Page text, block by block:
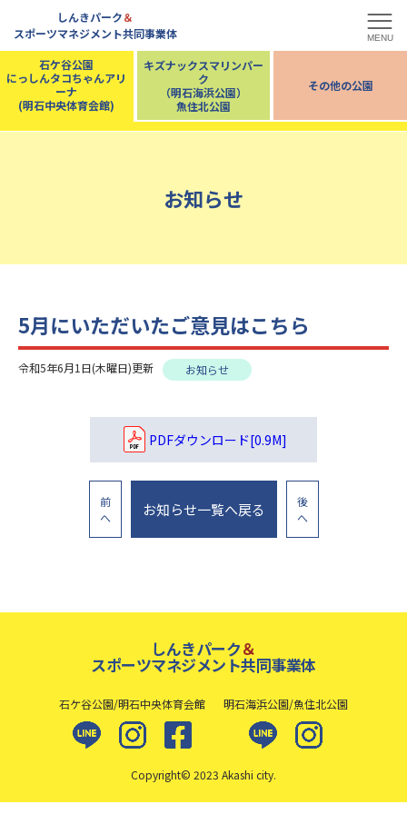
しんきパーク＆
スポーツマネジメント共同事業体
MENU
石ケ谷公園
にっしんタコちゃんアリ
ーナ
(明石中央体育会館)
キズナックスマリンパー
ク
（明石海浜公園）
魚住北公園
その他の公園
お知らせ
5月にいただいたご意見はこちら
令和5年6月1日(木曜日)更新 お知らせ
PDFダウンロード[0.9M]
前
へ
お知らせ一覧へ戻る
後
へ
しんきパーク＆
スポーツマネジメント共同事業体
石ケ谷公園/明石中央体育会館 明石海浜公園/魚住北公園
Copyright© 2023 Akashi city.